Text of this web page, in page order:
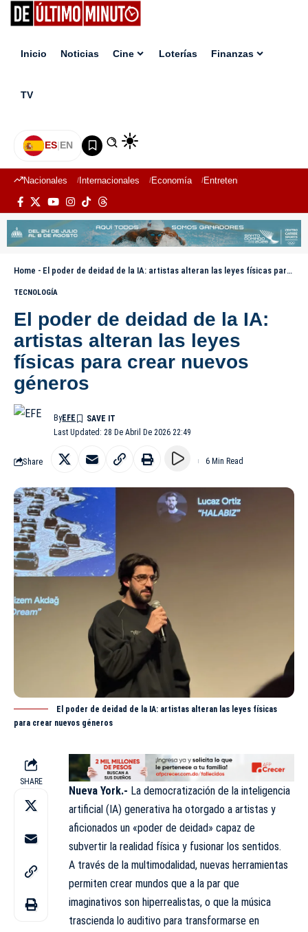
Inicio Noticias Cine Loterías Finanzas
TV
ES|EN
Nacionales Internacionales Economía Entretenimiento
Home - El poder de deidad de la IA: artistas alteran las leyes físicas para crear nuevos géneros
TECNOLOGÍA
El poder de deidad de la IA:
artistas alteran las leyes
físicas para crear nuevos
géneros
Last Updated: 28 De Abril De 2026 22:49
ByEFE
Share 6 Min Read
El poder de deidad de la IA: artistas alteran las leyes físicas
para crear nuevos géneros
SHARE
Nueva York.- La democratización de la inteligencia
artificial (IA) generativa ha otorgado a artistas y
aficionados un «poder de deidad» capaz de
subvertir la realidad física y fusionar los sentidos.
A través de la multimodalidad, nuevas herramientas
permiten crear mundos que a la par que
imaginativos son hiperrealistas, o que la música
trascienda lo auditivo para transformarse en